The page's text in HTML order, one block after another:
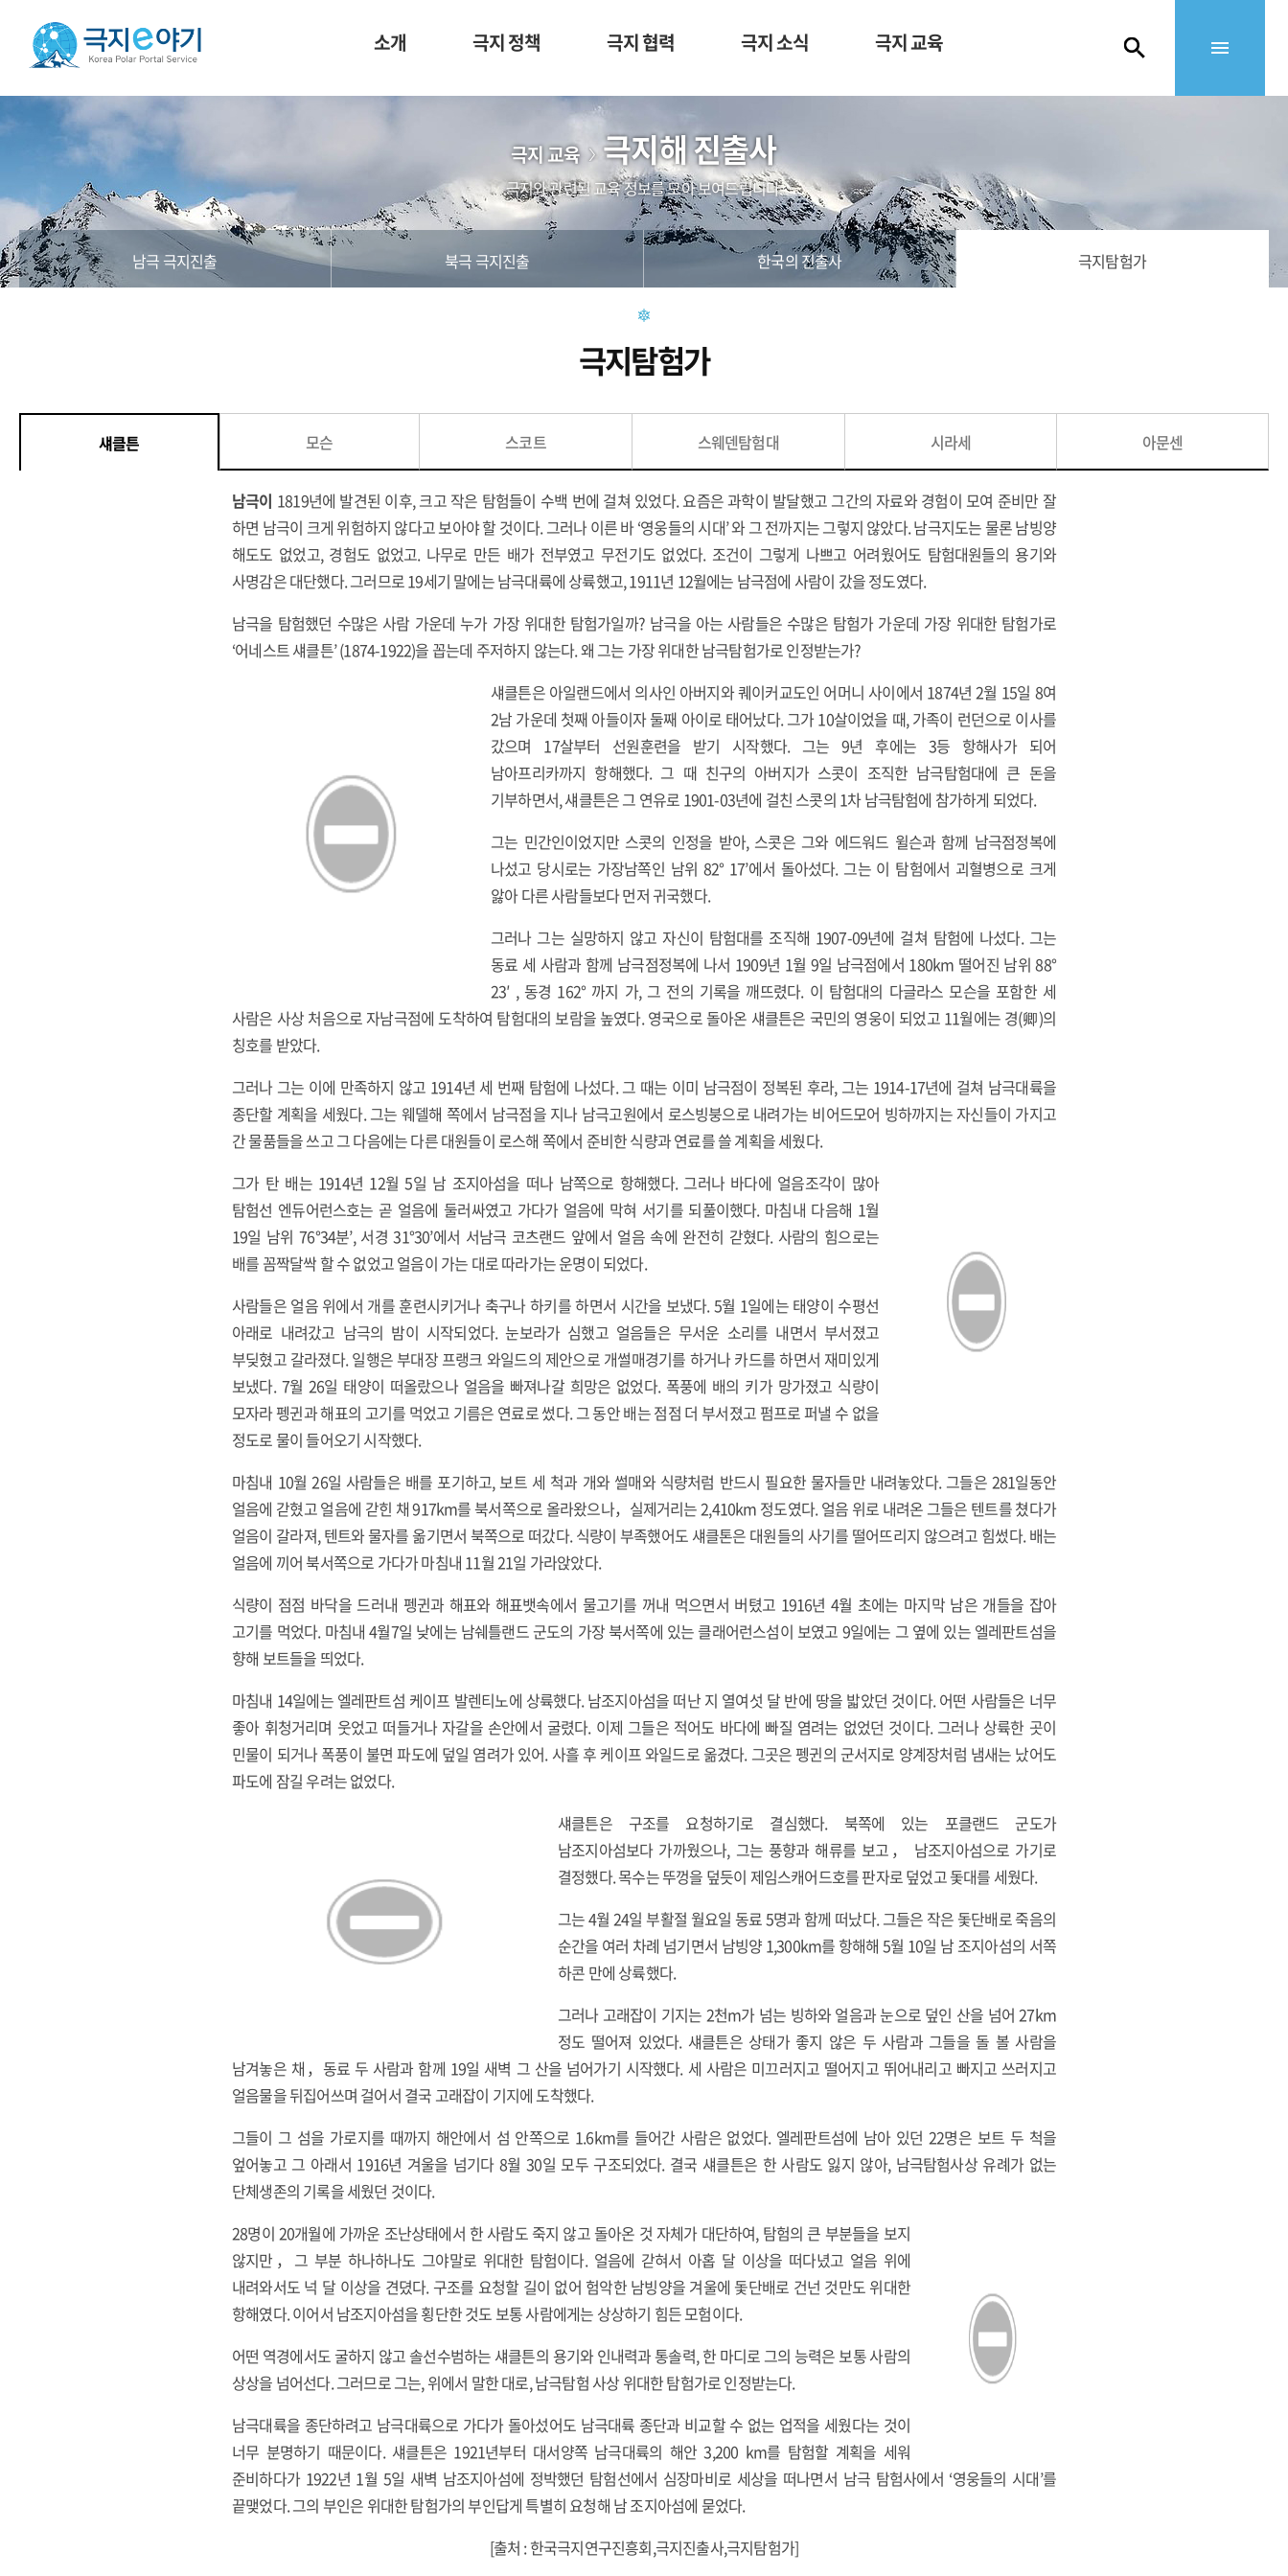
소개 극지 정책 극지 협력 극지 소식 극지 교육
극지 교육 극지해 진출사
극지와 관련된 교육 정보를 모아 보여드립니다.
남극 극지진출 북극 극지진출 한국의 진출사 극지탐험가
극지탐험가
섀클튼 모슨 스코트 스웨덴탐험대 시라세 아문센
남극이 1819년에 발견된 이후, 크고 작은 탐험들이 수백 번에 걸쳐 있었다. 요즘은 과학이 발달했고 그간의 자료와 경험이 모여 준비만 잘
하면 남극이 크게 위험하지 않다고 보아야 할 것이다. 그러나 이른 바 ‘영웅들의 시대’ 와 그 전까지는 그렇지 않았다. 남극지도는 물론 남빙양
해도도 없었고, 경험도 없었고. 나무로 만든 배가 전부였고 무전기도 없었다. 조건이 그렇게 나쁘고 어려웠어도 탐험대원들의 용기와
사명감은 대단했다. 그러므로 19세기 말에는 남극대륙에 상륙했고, 1911년 12월에는 남극점에 사람이 갔을 정도였다.
남극을 탐험했던 수많은 사람 가운데 누가 가장 위대한 탐험가일까? 남극을 아는 사람들은 수많은 탐험가 가운데 가장 위대한 탐험가로
‘어네스트 섀클튼’ (1874-1922)을 꼽는데 주저하지 않는다. 왜 그는 가장 위대한 남극탐험가로 인정받는가?
섀클튼은 아일랜드에서 의사인 아버지와 퀘이커교도인 어머니 사이에서 1874년 2월 15일 8여
2남 가운데 첫째 아들이자 둘째 아이로 태어났다. 그가 10살이었을 때, 가족이 런던으로 이사를
갔으며 17살부터 선원훈련을 받기 시작했다. 그는 9년 후에는 3등 항해사가 되어
남아프리카까지 항해했다. 그 때 친구의 아버지가 스콧이 조직한 남극탐험대에 큰 돈을
기부하면서, 섀클튼은 그 연유로 1901-03년에 걸친 스콧의 1차 남극탐험에 참가하게 되었다.
그는 민간인이었지만 스콧의 인정을 받아, 스콧은 그와 에드워드 윌슨과 함께 남극점정복에
나섰고 당시로는 가장남쪽인 남위 82° 17’에서 돌아섰다. 그는 이 탐험에서 괴혈병으로 크게
앓아 다른 사람들보다 먼저 귀국했다.
그러나 그는 실망하지 않고 자신이 탐험대를 조직해 1907-09년에 걸쳐 탐험에 나섰다. 그는
동료 세 사람과 함께 남극점정복에 나서 1909년 1월 9일 남극점에서 180km 떨어진 남위 88°
23′ , 동경 162° 까지 가, 그 전의 기록을 깨뜨렸다. 이 탐험대의 다글라스 모슨을 포함한 세
사람은 사상 처음으로 자남극점에 도착하여 탐험대의 보람을 높였다. 영국으로 돌아온 섀클튼은 국민의 영웅이 되었고 11월에는 경(卿)의
칭호를 받았다.
그러나 그는 이에 만족하지 않고 1914년 세 번째 탐험에 나섰다. 그 때는 이미 남극점이 정복된 후라, 그는 1914-17년에 걸쳐 남극대륙을
종단할 계획을 세웠다. 그는 웨델해 쪽에서 남극점을 지나 남극고원에서 로스빙붕으로 내려가는 비어드모어 빙하까지는 자신들이 가지고
간 물품들을 쓰고 그 다음에는 다른 대원들이 로스해 쪽에서 준비한 식량과 연료를 쓸 계획을 세웠다.
그가 탄 배는 1914년 12월 5일 남 조지아섬을 떠나 남쪽으로 항해했다. 그러나 바다에 얼음조각이 많아
탐험선 엔듀어런스호는 곧 얼음에 둘러싸였고 가다가 얼음에 막혀 서기를 되풀이했다. 마침내 다음해 1월
19일 남위 76°34분’, 서경 31°30’에서 서남극 코츠랜드 앞에서 얼음 속에 완전히 갇혔다. 사람의 힘으로는
배를 꼼짝달싹 할 수 없었고 얼음이 가는 대로 따라가는 운명이 되었다.
사람들은 얼음 위에서 개를 훈련시키거나 축구나 하키를 하면서 시간을 보냈다. 5월 1일에는 태양이 수평선
아래로 내려갔고 남극의 밤이 시작되었다. 눈보라가 심했고 얼음들은 무서운 소리를 내면서 부서졌고
부딪혔고 갈라졌다. 일행은 부대장 프랭크 와일드의 제안으로 개썰매경기를 하거나 카드를 하면서 재미있게
보냈다. 7월 26일 태양이 떠올랐으나 얼음을 빠져나갈 희망은 없었다. 폭풍에 배의 키가 망가졌고 식량이
모자라 펭귄과 해표의 고기를 먹었고 기름은 연료로 썼다. 그 동안 배는 점점 더 부서졌고 펌프로 퍼낼 수 없을
정도로 물이 들어오기 시작했다.
마침내 10월 26일 사람들은 배를 포기하고, 보트 세 척과 개와 썰매와 식량처럼 반드시 필요한 물자들만 내려놓았다. 그들은 281일동안
얼음에 갇혔고 얼음에 갇힌 채 917km를 북서쪽으로 올라왔으나，실제거리는 2,410km 정도였다. 얼음 위로 내려온 그들은 텐트를 쳤다가
얼음이 갈라져, 텐트와 물자를 옮기면서 북쪽으로 떠갔다. 식량이 부족했어도 섀클톤은 대원들의 사기를 떨어뜨리지 않으려고 힘썼다. 배는
얼음에 끼어 북서쪽으로 가다가 마침내 11월 21일 가라앉았다.
식량이 점점 바닥을 드러내 펭귄과 해표와 해표뱃속에서 물고기를 꺼내 먹으면서 버텼고 1916년 4월 초에는 마지막 남은 개들을 잡아
고기를 먹었다. 마침내 4월7일 낮에는 남쉐틀랜드 군도의 가장 북서쪽에 있는 클래어런스섬이 보였고 9일에는 그 옆에 있는 엘레판트섬을
향해 보트들을 띄었다.
마침내 14일에는 엘레판트섬 케이프 발렌티노에 상륙했다. 남조지아섬을 떠난 지 열여섯 달 반에 땅을 밟았던 것이다. 어떤 사람들은 너무
좋아 휘청거리며 웃었고 떠들거나 자갈을 손안에서 굴렸다. 이제 그들은 적어도 바다에 빠질 염려는 없었던 것이다. 그러나 상륙한 곳이
민물이 되거나 폭풍이 불면 파도에 덮일 염려가 있어. 사흘 후 케이프 와일드로 옮겼다. 그곳은 펭귄의 군서지로 양계장처럼 냄새는 났어도
파도에 잠길 우려는 없었다.
섀클튼은 구조를 요청하기로 결심했다. 북쪽에 있는 포클랜드 군도가
남조지아섬보다 가까웠으나, 그는 풍향과 해류를 보고， 남조지아섬으로 가기로
결정했다. 목수는 뚜껑을 덮듯이 제임스캐어드호를 판자로 덮었고 돛대를 세웠다.
그는 4월 24일 부활절 월요일 동료 5명과 함께 떠났다. 그들은 작은 돛단배로 죽음의
순간을 여러 차례 넘기면서 남빙양 1,300km를 항해해 5월 10일 남 조지아섬의 서쪽
하콘 만에 상륙했다.
그러나 고래잡이 기지는 2천m가 넘는 빙하와 얼음과 눈으로 덮인 산을 넘어 27km
정도 떨어져 있었다. 섀클튼은 상태가 좋지 않은 두 사람과 그들을 돌 볼 사람을
남겨놓은 채，동료 두 사람과 함께 19일 새벽 그 산을 넘어가기 시작했다. 세 사람은 미끄러지고 떨어지고 뛰어내리고 빠지고 쓰러지고
얼음물을 뒤집어쓰며 걸어서 결국 고래잡이 기지에 도착했다.
그들이 그 섬을 가로지를 때까지 해안에서 섬 안쪽으로 1.6km를 들어간 사람은 없었다. 엘레판트섬에 남아 있던 22명은 보트 두 척을
엎어놓고 그 아래서 1916년 겨울을 넘기다 8월 30일 모두 구조되었다. 결국 섀클튼은 한 사람도 잃지 않아, 남극탐험사상 유례가 없는
단체생존의 기록을 세웠던 것이다.
28명이 20개월에 가까운 조난상태에서 한 사람도 죽지 않고 돌아온 것 자체가 대단하여, 탐험의 큰 부분들을 보지
않지만，그 부분 하나하나도 그야말로 위대한 탐험이다. 얼음에 갇혀서 아홉 달 이상을 떠다녔고 얼음 위에
내려와서도 넉 달 이상을 견뎠다. 구조를 요청할 길이 없어 험악한 남빙양을 겨울에 돛단배로 건넌 것만도 위대한
항해였다. 이어서 남조지아섬을 횡단한 것도 보통 사람에게는 상상하기 힘든 모험이다.
어떤 역경에서도 굴하지 않고 솔선수범하는 섀클튼의 용기와 인내력과 통솔력, 한 마디로 그의 능력은 보통 사람의
상상을 넘어선다. 그러므로 그는, 위에서 말한 대로, 남극탐험 사상 위대한 탐험가로 인정받는다.
남극대륙을 종단하려고 남극대륙으로 가다가 돌아섰어도 남극대륙 종단과 비교할 수 없는 업적을 세웠다는 것이
너무 분명하기 때문이다. 섀클튼은 1921년부터 대서양쪽 남극대륙의 해안 3,200 km를 탐험할 계획을 세워
준비하다가 1922년 1월 5일 새벽 남조지아섬에 정박했던 탐험선에서 심장마비로 세상을 떠나면서 남극 탐험사에서 ‘영웅들의 시대’를
끝맺었다. 그의 부인은 위대한 탐험가의 부인답게 특별히 요청해 남 조지아섬에 묻었다.
[출처 : 한국극지연구진흥회,극지진출사,극지탐험가]